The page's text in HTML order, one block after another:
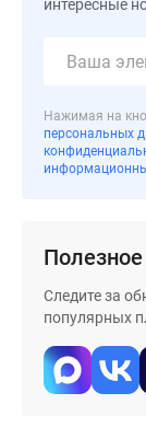
коттеджи
поселки
Новой
коттеджные
Строящиеся
коттеджные
поселки
Коттеджные
интересные
Нажимая на
персональных
Полезное
Следите за
популярных